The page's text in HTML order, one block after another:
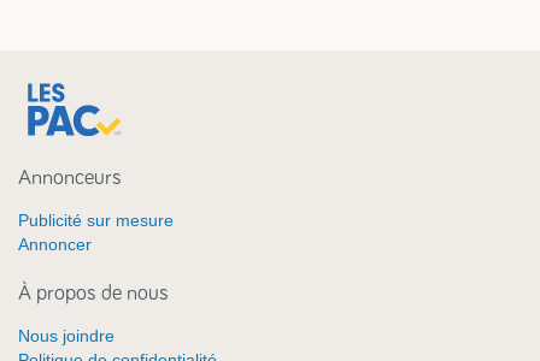
Annonceurs
Publicité sur mesure
Annoncer
À propos de nous
Nous joindre